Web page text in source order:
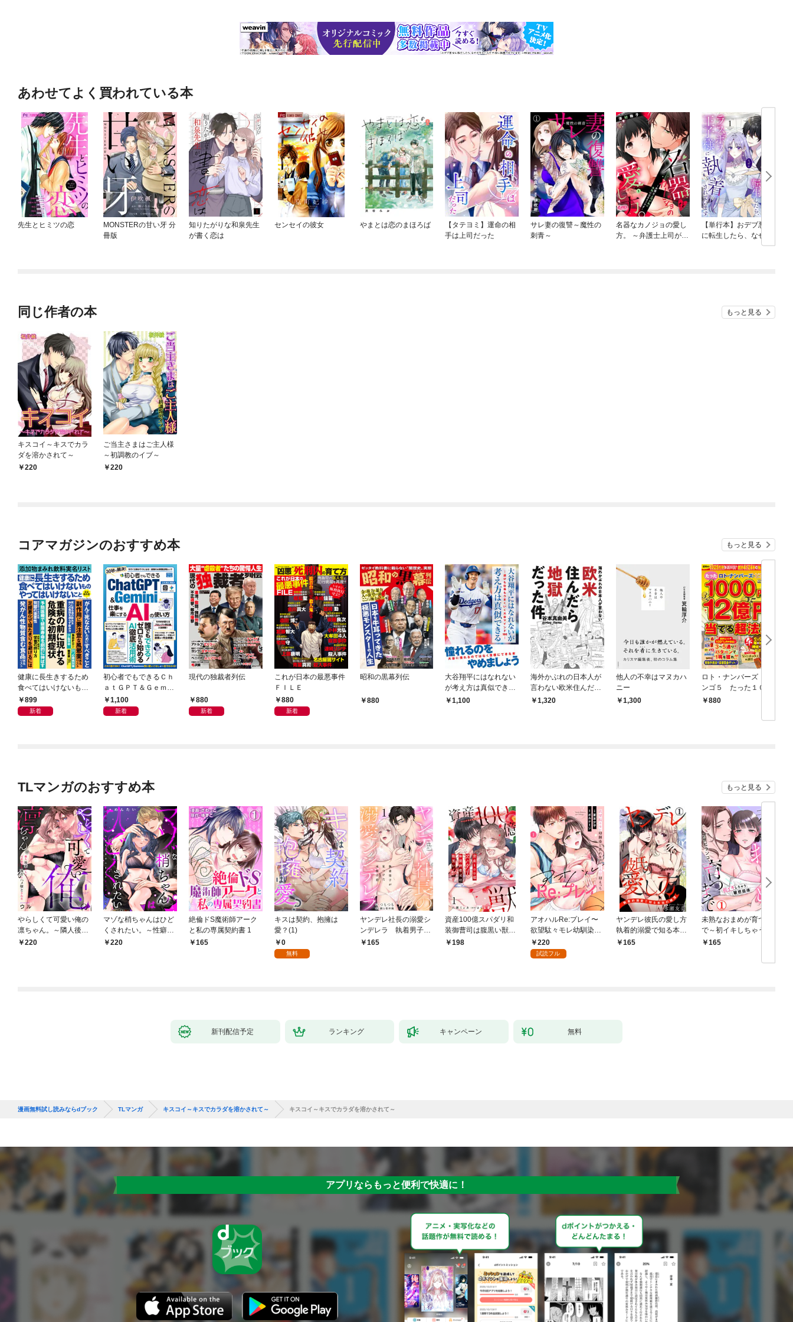
あわせてよく買われている本
先生とヒミツの恋
MONSTERの甘い牙 分
冊版
知りたがりな和泉先生
が書く恋は
センセイの彼女 やまとは恋のまほろば
【タテヨミ】運命の相
手は上司だった
サレ妻の復讐～魔性の
刺青～
名器なカノジョの愛し
方。 ～弁護士上司が私
【単行本】おデブ悪女
に転生したら、なぜか
ラスボス王子様に執着
同じ作者の本 もっと見る
キスコイ～キスでカラ
ダを溶かされて～
220
ご当主さまはご主人様
～初調教のイブ～
220
コアマガジンのおすすめ本 もっと見る
健康に長生きするため
食べてはいけないもの
やってはいけないこと
899
新着
初心者でもできるＣｈ
ａｔＧＰＴ＆Ｇｅｍｉ
ｎｉ 仕事を楽にするＡ
Ｉの使い方
1,100
新着
現代の独裁者列伝
880
新着
これが日本の最悪事件
ＦＩＬＥ
880
新着
昭和の黒幕列伝
880
大谷翔平にはなれない
が考え方は真似できる-
遊びも仕事もうまくい
1,100
海外かぶれの日本人が
言わない欧米住んだら
地獄だった件
1,320
他人の不幸はマヌカハ
ニー
1,300
ロト・ナンバーズ・ビ
ンゴ５ たった１００
０円で１２億円を当て
880
TLマンガのおすすめ本 もっと見る
やらしくて可愛い俺の
凛ちゃん。～隣人後輩
くんのイキすぎた執着
220
マゾな梢ちゃんはひど
くされたい。～性癖マ
ッチした後輩と欲望の
220
絶倫ドS魔術師アーク
と私の専属契約書 1
165
キスは契約、抱擁は
愛？(1)
0
無料
ヤンデレ社長の溺愛シ
ンデレラ 執着男子が
見つけた本物の恋 1
165
資産100億スパダリ和
装御曹司は腹黒い獣～
イジワルな指遣いから
198
アオハルRe:プレイ〜
欲望駄々モレ幼馴染と
焦れキュンとろ甘初え
っち〜（１）
220
試読フル
ヤンデレ彼氏の愛し方
執着的溺愛で知る本当
の絶頂 1
165
未熟なおまめが育つま
で～初イキしちゃう敏
感指導～1
165
新刊配信予定 ランキング キャンペーン 無料
漫画無料試し読みならdブック TLマンガ キスコイ～キスでカラダを溶かされて～ キスコイ～キスでカラダを溶かされて～
アプリならもっと便利で快適に！